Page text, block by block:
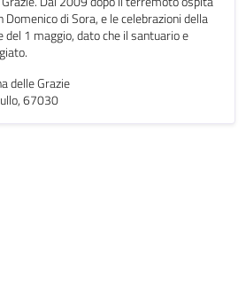
Domenico di Sora, e le celebrazioni della
1 maggio, dato che il santuario e
delle Grazie
67030